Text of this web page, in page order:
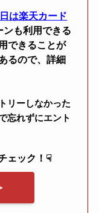
は楽天カード
ンも利用できる
できることが
るので、詳細
リーしなかった
忘れずにエント
ェック！☟